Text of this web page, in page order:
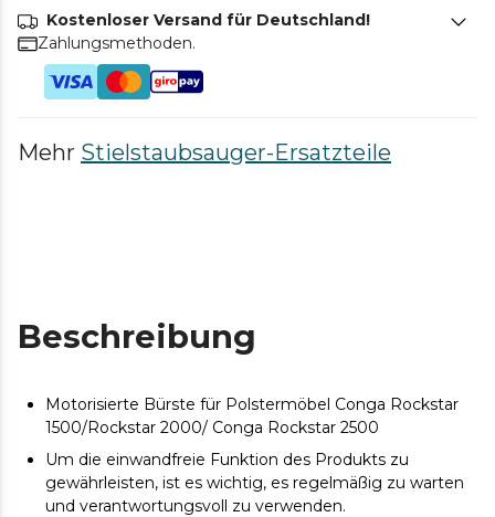
Kostenloser Versand für Deutschland!
Zahlungsmethoden.
Mehr Stielstaubsauger-Ersatzteile
Beschreibung
Motorisierte Bürste für Polstermöbel Conga Rockstar
1500/Rockstar 2000/ Conga Rockstar 2500
Um die einwandfreie Funktion des Produkts zu
gewährleisten, ist es wichtig, es regelmäßig zu warten
und verantwortungsvoll zu verwenden.